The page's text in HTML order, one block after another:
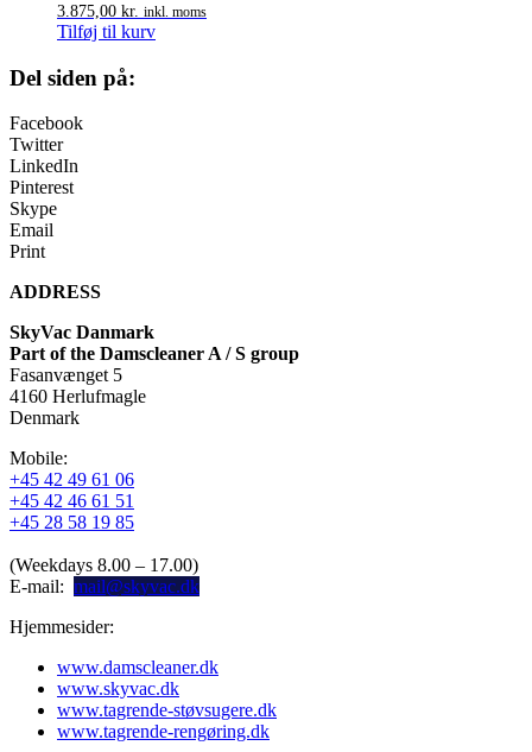
3.875,00 kr. inkl. moms
Tilføj til kurv
Del siden på:
Facebook
Twitter
LinkedIn
Pinterest
Skype
Email
Print
ADDRESS
SkyVac Danmark
Part of the Damscleaner A / S group
Fasanvænget 5
4160 Herlufmagle
Denmark
Mobile:
+45 42 49 61 06
+45 42 46 61 51
+45 28 58 19 85
(Weekdays 8.00 – 17.00)
E-mail: mail@skyvac.dk
Hjemmesider:
www.damscleaner.dk
www.skyvac.dk
www.tagrende-støvsugere.dk
www.tagrende-rengøring.dk